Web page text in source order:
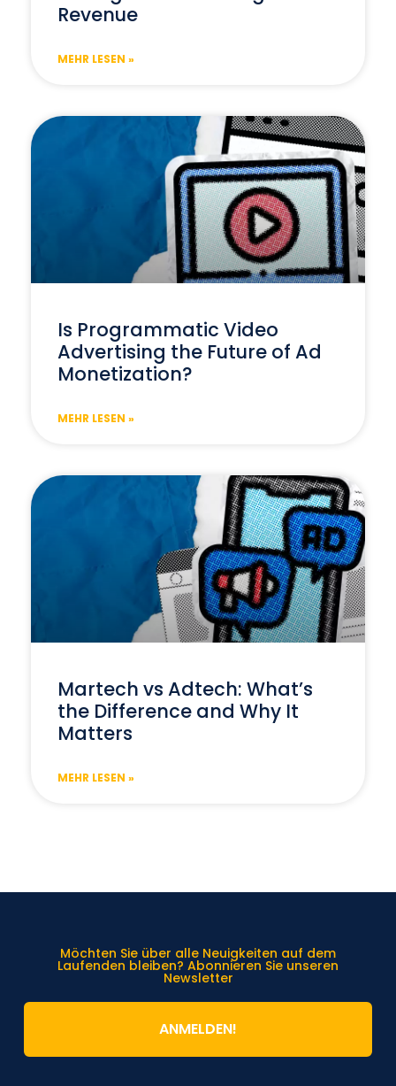
Revenue
MEHR LESEN »
Is Programmatic Video
Advertising the Future of Ad
Monetization?
MEHR LESEN »
Martech vs Adtech: What’s
the Difference and Why It
Matters
MEHR LESEN »
Möchten Sie über alle Neuigkeiten auf dem
Laufenden bleiben? Abonnieren Sie unseren
Newsletter
ANMELDEN!